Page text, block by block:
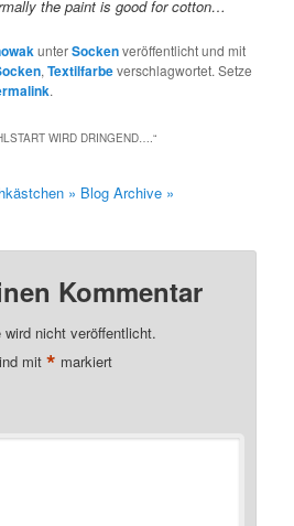
the paint is good for cotton…
unterSockenveröffentlicht und mit
,Textilfarbeverschlagwortet. Setze
.
WIRD DRINGEND….“
» Blog Archive »
Kommentar
nicht veröffentlicht.
mit* markiert